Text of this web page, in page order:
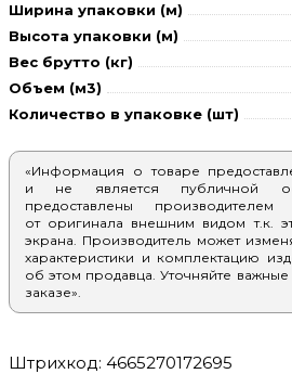
Штрихкод: 4665270172695
Ширина упаковки (м)
Высота упаковки (м)
Вес брутто (кг)
Объем (м3)
Количество в упаковке (шт)
«Информация о товаре
и не является публичной
предоставлены
от оригинала внешним видом т.к.
экрана. Производитель может
характеристики и комплектацию
об этом продавца. Уточняйте
заказе».